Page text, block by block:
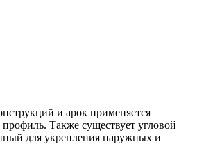
и арок применяется
Также существует угловой
для укрепления наружных и